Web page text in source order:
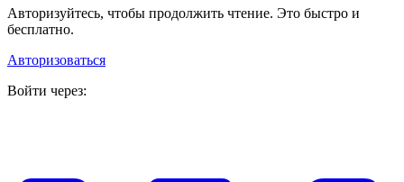
Авторизуйтесь, чтобы продолжить чтение. Это быстро и
бесплатно.
Авторизоваться
Войти через: